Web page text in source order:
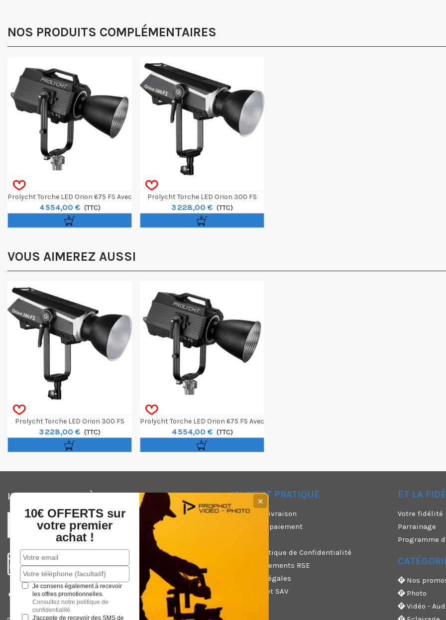
NOS PRODUITS COMPLÉMENTAIRES
Prolycht Torche LED Orion 675 FS Avec
Valise De Transport
4 554,00 € (TTC)
Prolycht Torche LED Orion 300 FS
3 228,00 € (TTC)
VOUS AIMEREZ AUSSI
Prolycht Torche LED Orion 300 FS
3 228,00 € (TTC)
Prolycht Torche LED Orion 675 FS Avec
Valise De Transport
4 554,00 € (TTC)
INSCRIVEZ-VOUS À NOTRE NEWSLETTER
VOTRE EXPERTPHOTO VIDEO
PROFESSIONNEL,
CONNU ET RECONNU DEPUIS PLUS DE 40 ANS
ICI C'EST PRATIQUE
Modes de livraison
Moyens de paiement
CGV & Politique de Confidentialité
Nos engagements RSE
Mentions légales
Garanties et SAV
ET LA
Votre fidélité
Parrainage
Programme
Nos
Photo
Vidéo -
10€ OFFERTS sur
votre premier
achat !
Je consens également à recevoir
les offres promotionnelles.
Consultez notre politique de
confidentialité.
J'accepte de recevoir des SMS de
✕